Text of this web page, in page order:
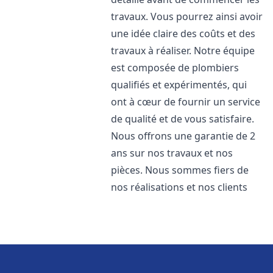
travaux. Vous pourrez ainsi avoir
une idée claire des coûts et des
travaux à réaliser. Notre équipe
est composée de plombiers
qualifiés et expérimentés, qui
ont à cœur de fournir un service
de qualité et de vous satisfaire.
Nous offrons une garantie de 2
ans sur nos travaux et nos
pièces. Nous sommes fiers de
nos réalisations et nos clients